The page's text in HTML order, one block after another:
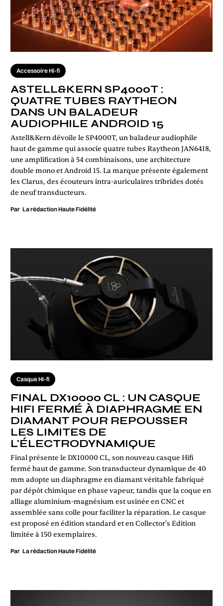
Accessoire Hi-fi
ASTELL&KERN SP4000T :
QUATRE TUBES RAYTHEON
DANS UN BALADEUR
AUDIOPHILE ANDROID 15
Astell&Kern dévoile le SP4000T, un baladeur audiophile
haut de gamme qui associe quatre tubes Raytheon JAN6418,
une amplification à 54 combinaisons, une architecture
double mono et Android 15. La marque présente également
les Clarus, des écouteurs intra-auriculaires tribrides dotés
de neuf transducteurs.
Par La rédaction Haute Fidélité
Casque Hi-fi
FINAL DX10000 CL : UN CASQUE
HIFI FERMÉ À DIAPHRAGME EN
DIAMANT POUR REPOUSSER
LES LIMITES DE
L'ÉLECTRODYNAMIQUE
Final présente le DX10000 CL, son nouveau casque Hifi
fermé haut de gamme. Son transducteur dynamique de 40
mm adopte un diaphragme en diamant véritable fabriqué
par dépôt chimique en phase vapeur, tandis que la coque en
alliage aluminium-magnésium est usinée en CNC et
assemblée sans colle pour faciliter la réparation. Le casque
est proposé en édition standard et en Collector's Edition
limitée à 150 exemplaires.
Par La rédaction Haute Fidélité